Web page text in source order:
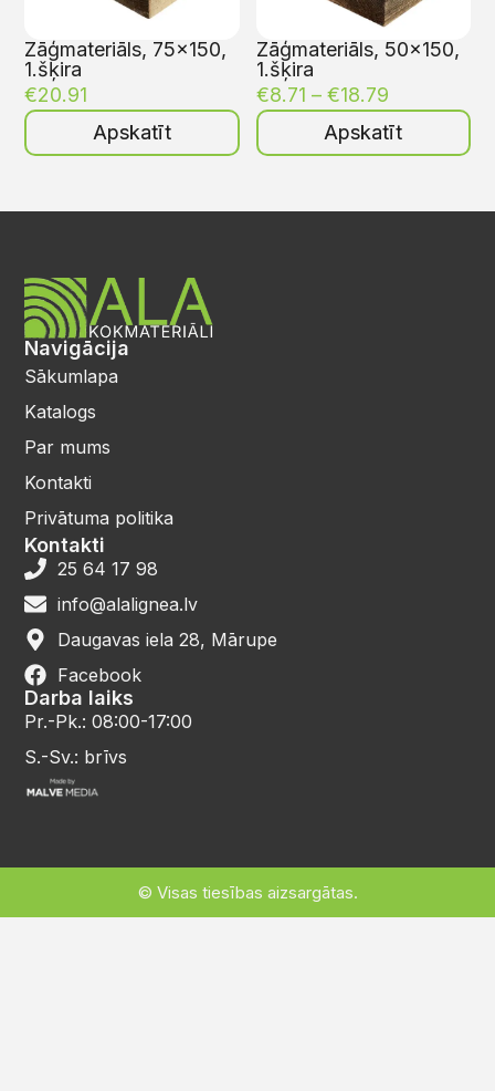
Zāģmateriāls, 75×150,
1.šķira
€20.91
Apskatīt
Zāģmateriāls, 50×150,
1.šķira
€8.71 – €18.79
Apskatīt
Navigācija
Sākumlapa
Katalogs
Par mums
Kontakti
Privātuma politika
Kontakti
25 64 17 98
info@alalignea.lv
Daugavas iela 28, Mārupe
Facebook
Darba laiks
Pr.-Pk.: 08:00-17:00
S.-Sv.: brīvs
© Visas tiesības aizsargātas.